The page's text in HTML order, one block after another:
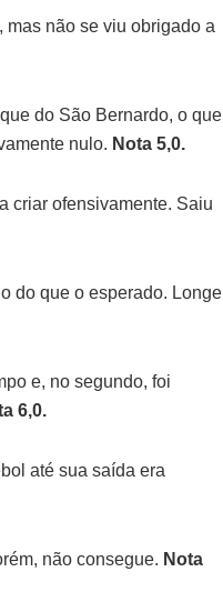
mas não se viu obrigado a
do São Bernardo, o que
nulo. Nota 5,0.
criar ofensivamente. Saiu
do que o esperado. Longe
e, no segundo, foi
6,0.
até sua saída era
não consegue. Nota